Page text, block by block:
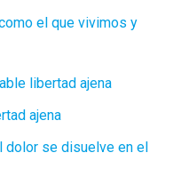
el que vivimos y
libertad ajena
ajena
dolor se disuelve en el